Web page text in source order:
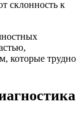
склонность к
которые трудно